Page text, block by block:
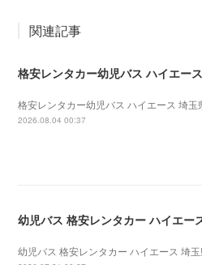
関連記事
格安レンタカー幼児バス ハイエー
格安レンタカー幼児バス ハイエース 埼
2026.08.04 00:37
幼児バス 格安レンタカー ハイエ
幼児バス 格安レンタカー ハイエース 埼